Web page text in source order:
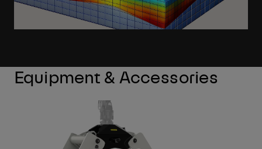
Equipment & Accessories